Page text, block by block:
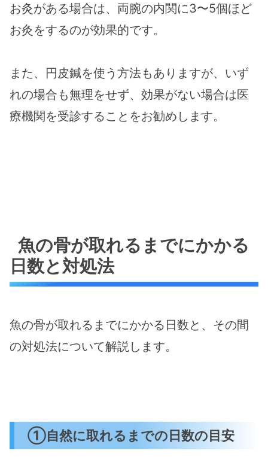
お灸がある場合は、両腕の内関に3〜5個ほど
お灸をするのが効果的です​。
また、円皮鍼を使う方法もありますが、いず
れの場合も無理をせず、効果がない場合は医
療機関を受診することをお勧めします​。
魚の骨が取れるまでにかかる
日数と対処法
魚の骨が取れるまでにかかる日数と、その間
の対処法について解説します。
①自然に取れるまでの日数の目安